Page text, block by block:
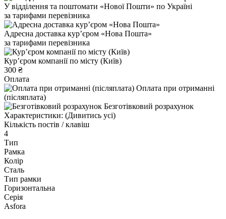
У відділення та поштомати «Нової Пошти» по Україні
за тарифами перевізника
Адресна доставка курʼєром «Нова Пошта»
за тарифами перевізника
Курʼєром компанії по місту (Київ)
300 ₴
Оплата
Оплата при отриманні
(післяплата)
Безготівковий розрахунок
Характеристики: (Дивитись усі)
Кількість постів / клавіш
4
Тип
Рамка
Колір
Сталь
Тип рамки
Горизонтальна
Серія
Asfora